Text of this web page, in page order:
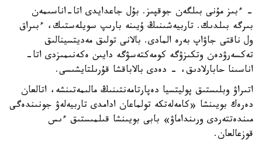
- ءبىز مۇنى بىلگەن جوقپىز. بۇل جاعدايدى اتا-اناسىمەن
بىرگە بىلدىك. تاربيەشىنىڭ ۇيىنە بارىپ سويلەستىك، ءبىراق
ول ناقتى جاۋاپ بەرە المادى. بالانى تولىق مەديتسينالىق
تەكسەرۋدەن وتكىزۋگە كومەكتەسۋگە دايىن ەكەنىمىزدى اتا-
اناسىنا حابارلادىق، - دەدى بالاباقشا قۇرىلتايشىسى.
اتىراۋ وبلىستىق پوليتسيا دەپارتامەنتىنىڭ مالىمەتىنشە، اتالعان
دەرەك بويىنشا «كامەلەتكە تولماعان ادامدى تاربيەلەۋ جونىندەگى
مىندەتتەردى ورىنداماۋ» بابى بويىنشا قىلمىستىق ءىس
قوزعالعان.